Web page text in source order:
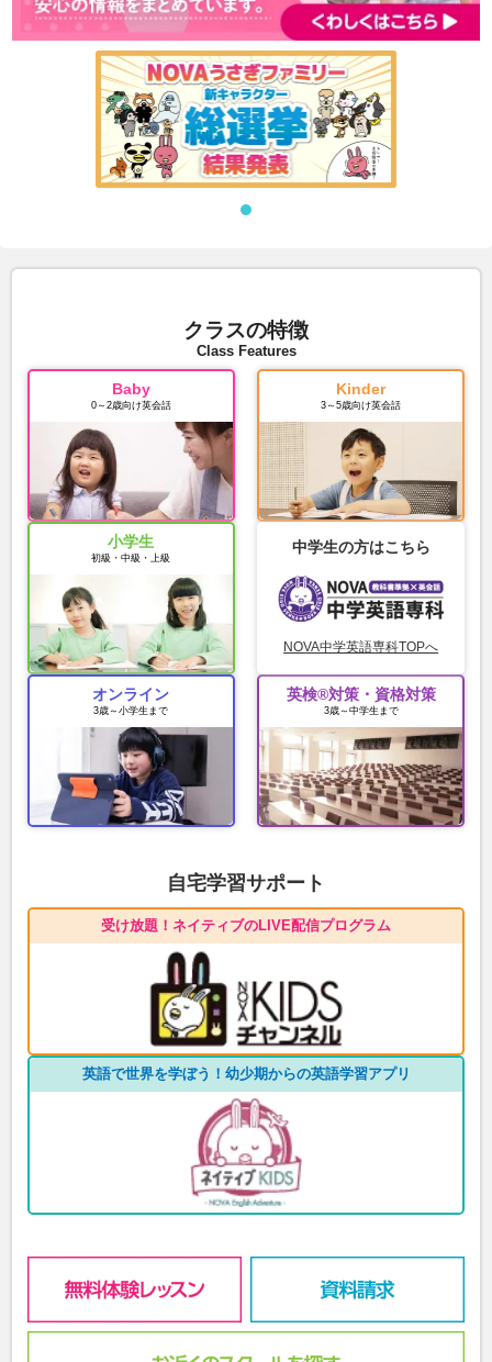
クラスの特徴
Class Features
Baby
0～2歳向け英会話
Kinder
3～5歳向け英会話
小学生
初級・中級・上級
オンライン
3歳～小学生まで
英検®対策・資格対策
3歳～中学生まで
中学生の方はこちら
NOVA中学英語専科TOPへ
自宅学習サポート
受け放題！ネイティブのLIVE配信プログラム
英語で世界を学ぼう！幼少期からの英語学習アプリ